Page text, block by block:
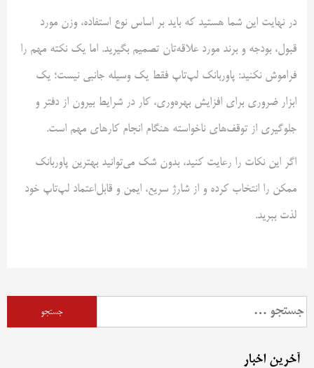
در نهایت این شما هستید که باید بر اساس نوع استفاده، وزن مورد
قبول، بودجه و برند مورد علاقه‌تان تصمیم بگیرید. اما یک نکته مهم را
فراموش نکنید: پاوربانک لپ‌تاپ فقط یک وسیله جانبی نیست؛ یک
ابزار ضروری برای افزایش بهره‌وری، کار در شرایط بیرون از دفتر و
جلوگیری از توقف‌های ناخواسته هنگام انجام کارهای مهم است.
اگر این نکات را رعایت کنید، بدون شک می‌توانید بهترین پاوربانک
ممکن را انتخاب کرده و از شارژ سریع، ایمن و قابل‌اعتماد لپ‌تاپ خود
لذت ببرید.
آخرین اخبار